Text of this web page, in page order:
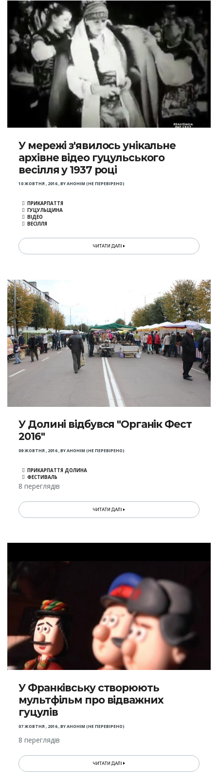
У мережі з'явилось унікальне
архівне відео гуцульського
весілля у 1937 році
10 ЖОВТНЯ , 2016,BYАНОНІМ (НЕ ПЕРЕВІРЕНО)
ПРИКАРПАТТЯ
ГУЦУЛЬЩИНА
ВІДЕО
ВЕСІЛЛЯ
ЧИТАТИ ДАЛІ
У Долині відбувся "Органік Фест
2016"
09 ЖОВТНЯ , 2016,BYАНОНІМ (НЕ ПЕРЕВІРЕНО)
ПРИКАРПАТТЯ ДОЛИНА
ФЕСТИВАЛЬ
8 переглядів
ЧИТАТИ ДАЛІ
У Франківську створюють
мультфільм про відважних
гуцулів
07 ЖОВТНЯ , 2016,BYАНОНІМ (НЕ ПЕРЕВІРЕНО)
8 переглядів
ЧИТАТИ ДАЛІ